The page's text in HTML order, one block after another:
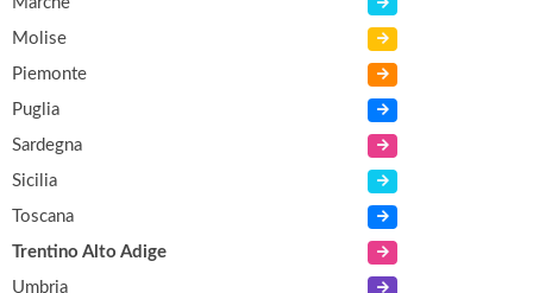
Molise
Piemonte
Puglia
Sardegna
Sicilia
Toscana
Trentino Alto Adige
Umbria